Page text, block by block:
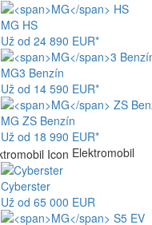
MG HS
Už od 24 890 EUR*
MG3 Benzín
Už od 14 590 EUR*
MG ZS Benzín
Už od 18 990 EUR*
Elektromobil
Cyberster
Už od 65 000 EUR